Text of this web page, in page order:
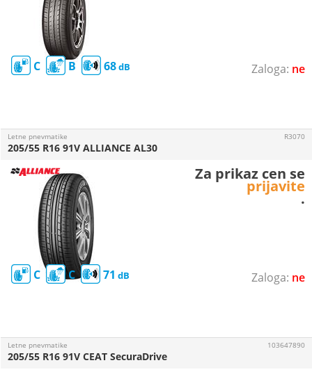
ne
C B 68
ne
Letne pnevmatike
C C 71
205/55 R16 91V ALLIANCE AL30
R3070
Za prikaz cen se
prijavite
.
Letne pnevmatike
205/55 R16 91V CEAT SecuraDrive
103647890